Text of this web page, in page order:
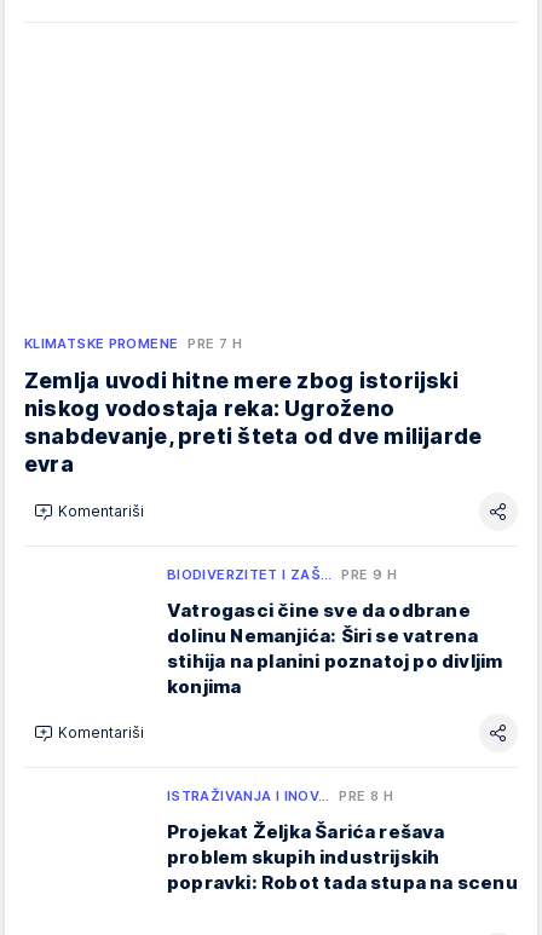
KLIMATSKE PROMENE PRE 7 H
Zemlja uvodi hitne mere zbog istorijski
niskog vodostaja reka: Ugroženo
snabdevanje, preti šteta od dve milijarde
evra
Komentariši
BIODIVERZITET I ZAŠ… PRE 9 H
Vatrogasci čine sve da odbrane
dolinu Nemanjića: Širi se vatrena
stihija na planini poznatoj po divljim
konjima
Komentariši
ISTRAŽIVANJA I INOV… PRE 8 H
Projekat Željka Šarića rešava
problem skupih industrijskih
popravki: Robot tada stupa na scenu